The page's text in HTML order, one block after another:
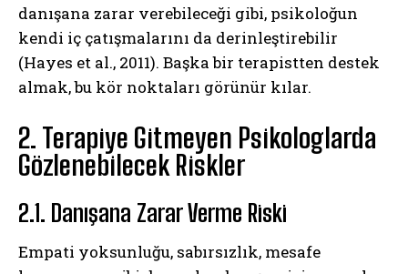
danışana zarar verebileceği gibi, psikoloğun
kendi iç çatışmalarını da derinleştirebilir
(Hayes et al., 2011). Başka bir terapistten destek
almak, bu kör noktaları görünür kılar.
2. Terapiye Gitmeyen Psikologlarda
Gözlenebilecek Riskler
2.1. Danışana Zarar Verme Riski
Empati yoksunluğu, sabırsızlık, mesafe